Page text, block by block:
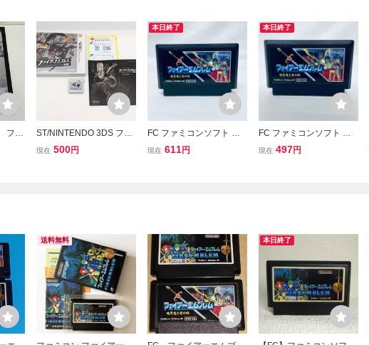
ファ
ST/NINTENDO 3DS ファ
イアーエムブレム 覚醒 任
現在 500円
本日終了
FC ファミコンソフト フ
ァイアーエムブレム 暗
現在 611円
本日終了
FC ファミコンソフト フ
ァイアーエムブレム 暗
現在 497円
送料無料 本日終了